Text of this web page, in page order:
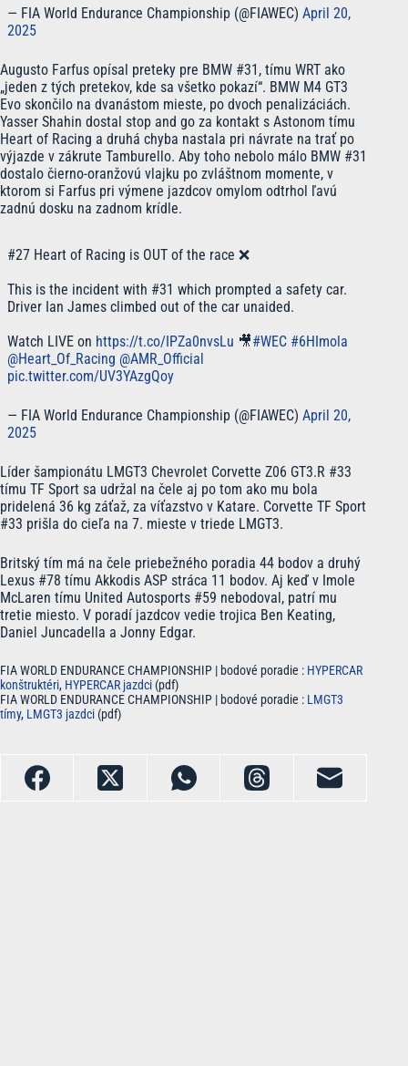
— FIA World Endurance Championship (@FIAWEC) April 20,
2025
Augusto Farfus opísal preteky pre BMW #31, tímu WRT ako
„jeden z tých pretekov, kde sa všetko pokazí“. BMW M4 GT3
Evo skončilo na dvanástom mieste, po dvoch penalizáciách.
Yasser Shahin dostal stop and go za kontakt s Astonom tímu
Heart of Racing a druhá chyba nastala pri návrate na trať po
výjazde v zákrute Tamburello. Aby toho nebolo málo BMW #31
dostalo čierno-oranžovú vlajku po zvláštnom momente, v
ktorom si Farfus pri výmene jazdcov omylom odtrhol ľavú
zadnú dosku na zadnom krídle.
#27 Heart of Racing is OUT of the race ❌
This is the incident with #31 which prompted a safety car.
Driver Ian James climbed out of the car unaided.
Watch LIVE on https://t.co/IPZa0nvsLu 🎥#WEC #6HImola
@Heart_Of_Racing @AMR_Official
pic.twitter.com/UV3YAzgQoy
— FIA World Endurance Championship (@FIAWEC) April 20,
2025
Líder šampionátu LMGT3 Chevrolet Corvette Z06 GT3.R #33
tímu TF Sport sa udržal na čele aj po tom ako mu bola
pridelená 36 kg záťaž, za víťazstvo v Katare. Corvette TF Sport
#33 prišla do cieľa na 7. mieste v triede LMGT3.
Britský tím má na čele priebežného poradia 44 bodov a druhý
Lexus #78 tímu Akkodis ASP stráca 11 bodov. Aj keď v Imole
McLaren tímu United Autosports #59 nebodoval, patrí mu
tretie miesto. V poradí jazdcov vedie trojica Ben Keating,
Daniel Juncadella a Jonny Edgar.
FIA WORLD ENDURANCE CHAMPIONSHIP | bodové poradie : HYPERCAR
konštruktéri, HYPERCAR jazdci (pdf)
FIA WORLD ENDURANCE CHAMPIONSHIP | bodové poradie : LMGT3
tímy, LMGT3 jazdci (pdf)